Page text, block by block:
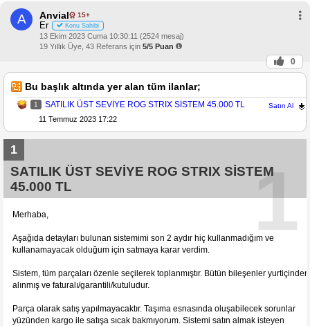
A Anvial 15+
Er Konu Sahibi
13 Ekim 2023 Cuma 10:30:11 (2524 mesaj)
19 Yıllık Üye, 43 Referans için 5/5 Puan
0
Bu başlık altında yer alan tüm ilanlar;
1 SATILIK ÜST SEVİYE ROG STRIX SİSTEM 45.000 TL Satın Al
11 Temmuz 2023 17:22
1
1
SATILIK ÜST SEVİYE ROG STRIX SİSTEM
45.000 TL
Merhaba,
Aşağıda detayları bulunan sistemimi son 2 aydır hiç kullanmadığım ve
kullanamayacak olduğum için satmaya karar verdim.
Sistem, tüm parçaları özenle seçilerek toplanmıştır. Bütün bileşenler yurtiçinden
alınmış ve faturalı/garantili/kutuludur.
Parça olarak satış yapılmayacaktır. Taşıma esnasında oluşabilecek sorunlar
yüzünden kargo ile satışa sıcak bakmıyorum. Sistemi satın almak isteyen